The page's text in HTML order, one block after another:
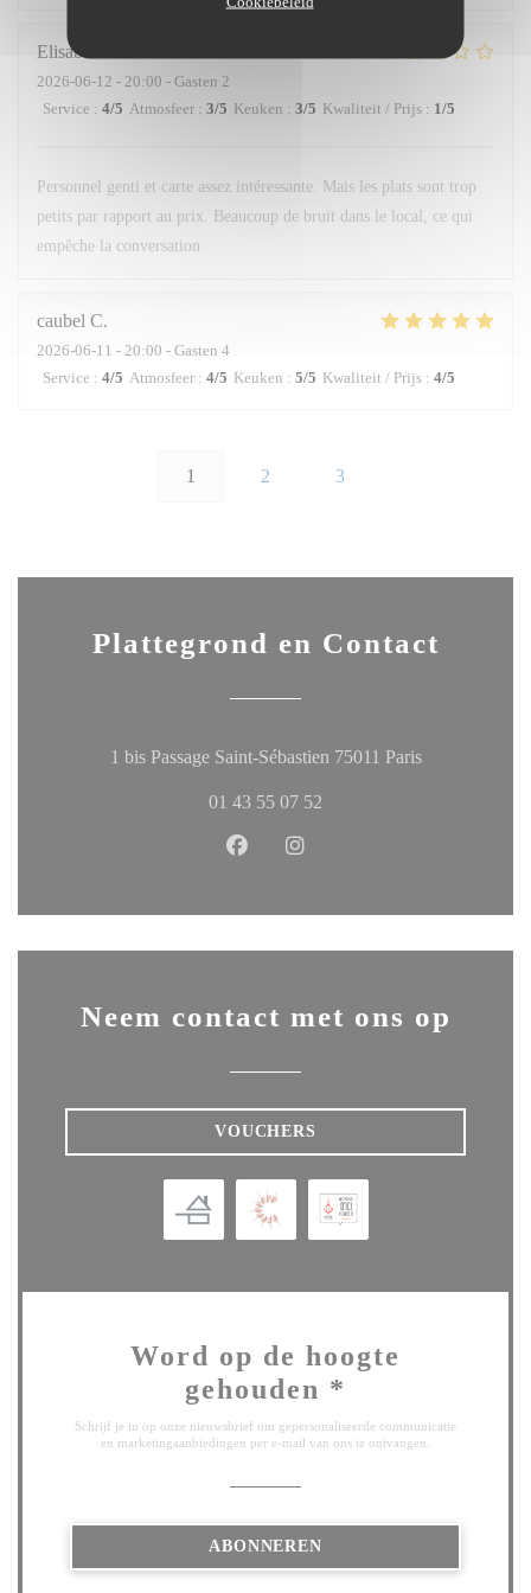
Elisabetta
2026-06-12 - 20:00 - Gasten 2
Service : 4/5 Atmosfeer : 3/5 Keuken : 3/5 Kwaliteit / Prijs : 1/5
Personnel genti et carte assez intéressante. Mais les plats sont trop
petits par rapport au prix. Beaucoup de bruit dans le local, ce qui
empêche la conversation
caubel C
2026-06-11 - 20:00 - Gasten 4
Service : 4/5 Atmosfeer : 4/5 Keuken : 5/5 Kwaliteit / Prijs : 4/5
1 2 3
Plattegrond en Contact
1 bis Passage Saint-Sébastien 75011 Paris((opent in een
01 43 55 07 52
Facebook ((opent in een nieuw
Neem contact met ons op
VOUCHERS
Word op de hoogte
gehouden *
Schrijf je in op onze nieuwsbrief om gepersonaliseerde communicatie
en marketingaanbiedingen per e-mail van ons te ontvangen.
ABONNEREN